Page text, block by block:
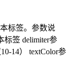
标签。参数说
标签 delimiter参
14） textColor参